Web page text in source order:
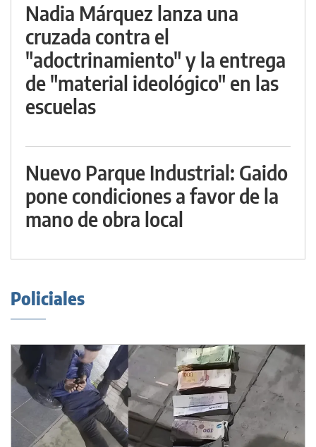
Nadia Márquez lanza una
cruzada contra el
"adoctrinamiento" y la entrega
de "material ideológico" en las
escuelas
Nuevo Parque Industrial: Gaido
pone condiciones a favor de la
mano de obra local
Policiales